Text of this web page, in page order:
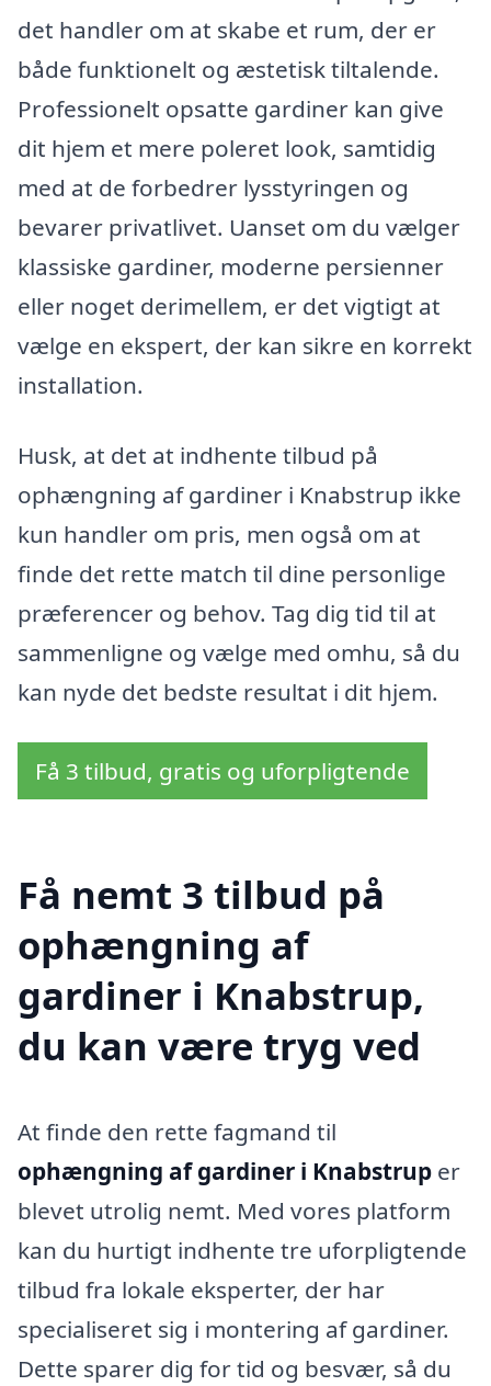
det handler om at skabe et rum, der er
både funktionelt og æstetisk tiltalende.
Professionelt opsatte gardiner kan give
dit hjem et mere poleret look, samtidig
med at de forbedrer lysstyringen og
bevarer privatlivet. Uanset om du vælger
klassiske gardiner, moderne persienner
eller noget derimellem, er det vigtigt at
vælge en ekspert, der kan sikre en korrekt
installation.
Husk, at det at indhente tilbud på
ophængning af gardiner i Knabstrup ikke
kun handler om pris, men også om at
finde det rette match til dine personlige
præferencer og behov. Tag dig tid til at
sammenligne og vælge med omhu, så du
kan nyde det bedste resultat i dit hjem.
Få 3 tilbud, gratis og uforpligtende
Få nemt 3 tilbud på
ophængning af
gardiner i Knabstrup,
du kan være tryg ved
At finde den rette fagmand til
ophængning af gardiner i Knabstrup er
blevet utrolig nemt. Med vores platform
kan du hurtigt indhente tre uforpligtende
tilbud fra lokale eksperter, der har
specialiseret sig i montering af gardiner.
Dette sparer dig for tid og besvær, så du